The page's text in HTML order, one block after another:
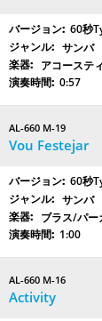
60秒
サンバ
アコーステ
0:57
AL-660 M-19
Vou Festejar
60秒
サンバ
ブラス/パー
1:00
AL-660 M-16
Activity